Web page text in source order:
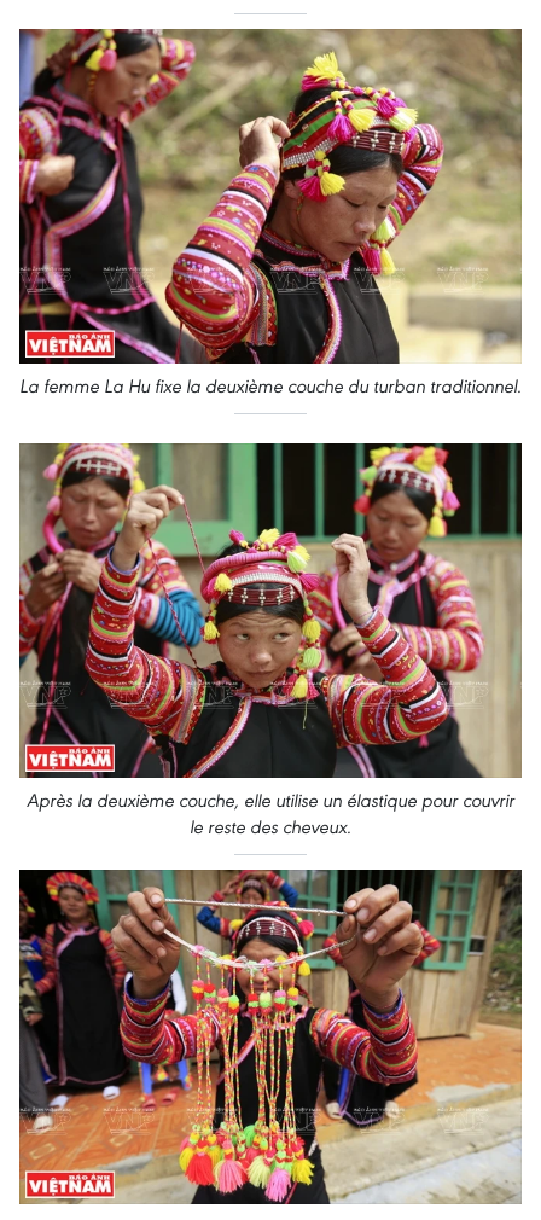
La femme La Hu fixe la deuxième couche du turban traditionnel.
Après la deuxième couche, elle utilise un élastique pour couvrir
le reste des cheveux.